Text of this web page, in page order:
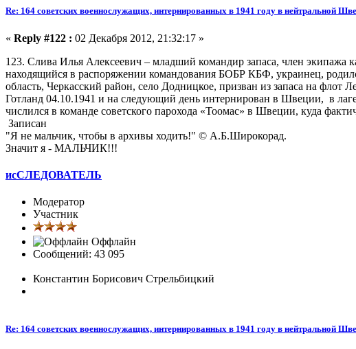
Re: 164 советских военнослужащих, интернированных в 1941 году в нейтральной
« Reply #122 : 02 Декабря 2012, 21:32:17 »
123. Слива Илья Алексеевич – младший командир запаса, член
находящийся в распоряжении командования БОБР КБФ, украинец,
область, Черкасский район, село Додницкое, призван из запаса на
Готланд 04.10.1941 и на следующий день интернирован в Швеции, в
числился в команде советского парохода «Тоомас» в Швеции, куда
Записан
"Я не мальчик, чтобы в архивы ходить!" © А.Б.Широкорад.
Значит я - МАЛЬЧИК!!!
исСЛЕДОВАТЕЛЬ
Модератор
Участник
Оффлайн
Сообщений: 43 095
Константин Борисович Стрельбицкий
Re: 164 советских военнослужащих, интернированных в 1941 году в нейтральной